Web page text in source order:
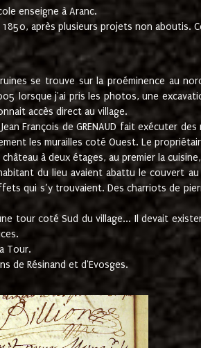
enseigne à Aranc.
après plusieurs projets non
se trouve sur la proéminence au
lorsque j'ai pris les photos, une
accès direct au village.
François de GRENAUD fait exécuter
les murailles coté Ouest. Le
à deux étages, au premier la
du lieu avaient abattu le couvert
qui s’y trouvaient. Des charriots de
tour coté Sud du village... Il devait
Tour.
de Résinand et d'Evosges.